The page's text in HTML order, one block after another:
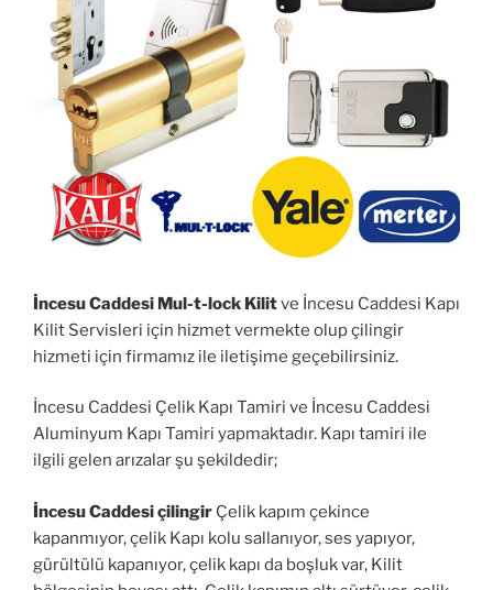
İncesu Caddesi Mul-t-lock Kilitve İncesu Caddesi Kapı
Kilit Servisleri için hizmet vermekte olup çilingir
hizmeti için firmamız ile iletişime geçebilirsiniz.
İncesu Caddesi Çelik Kapı Tamiri ve İncesu Caddesi
Aluminyum Kapı Tamiri yapmaktadır. Kapı tamiri ile
ilgili gelen arızalar şu şekildedir;
İncesu Caddesi çilingir Çelik kapım çekince
kapanmıyor, çelik Kapı kolu sallanıyor, ses yapıyor,
gürültülü kapanıyor, çelik kapı da boşluk var, Kilit